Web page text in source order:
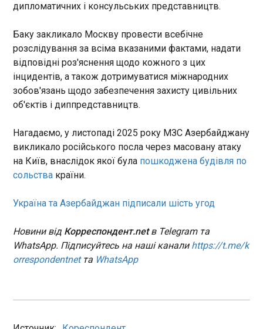
буде останнім в його кар'єрі.
особистої історії на
Мундіалях настав раніше, ніж
він сподівався - вже в 1/8
фіналу. Поєдинок Португалії з
Іспанією видався не
феєричним з точки зору голів,
але цікавим за створеними
зрештою завдали 25 ударів
по воротах, більше і гостріше
було в іспанців.
ЧИТАТЬ
У Київській області оголосили день жалоби
за загиблими
23:58:28
У Київській області у вівторок, 7 липня,
оголошено День жалоби за загиблими
внаслідок масованої російської атаки. Про це
повідомив голова Київської ОВА Микола
Калашник. Він зазначив, що на всій території
Також буде обмежено проведення
музики.
Спір на користь Москви. Військова допомога
Польщі
23:53:25
підтримка України є безпрецедентною. Уряд
стало те, що серед переданих засобів у 2024
дипломатичних і консульських представництв.
Баку закликало Москву провести всебічне
розслідування за всіма вказаними фактами, надати
відповідні роз'яснення щодо кожного з цих
інцидентів, а також дотримуватися міжнародних
зобов'язань щодо забезпечення захисту цивільних
об'єктів і диппредставництв.
Нагадаємо, у листопаді 2025 року МЗС Азербайджану
викликало російського посла через масовану атаку
на Київ, внаслідок якої була пошкоджена будівля по
сольства країни.
Україна та Азербайджан підписали шість угод
Новини від Корреспондент.netв Telegram та
WhatsApp. Підписуйтесь на наші канали https://t.me/k
orrespondentnetта WhatsApp